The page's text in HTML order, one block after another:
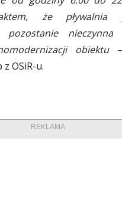
że pływalnia
pozostanie
obiektu–
z OSiR-u.
REKLAMA